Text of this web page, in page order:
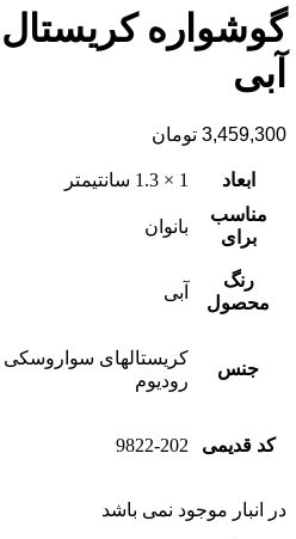
گوشواره
آبی
3,459,300 تومان
ابعاد
1 × 1.3 سانتیمتر
مناسب
برای
بانوان
رنگ
محصول
آبی
جنس
کریستالهای سواروسکی
رودیوم
کد قدیمی 9822-202
در انبار موجود نمی باشد